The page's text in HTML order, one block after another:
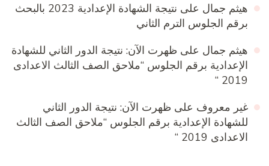
هيثم جمال على
نتيجة الشهادة الإعدادية 2023 بالبحث
برقم الجلوس الترم الثاني
هيثم جمال على ظهرت الآن: نتيجة الدور الثاني للشهادة
الإعدادية برقم الجلوس “ملاحق الصف الثالث الاعدادى
2019 “
غير معروف على ظهرت الآن: نتيجة الدور الثاني
للشهادة الإعدادية برقم الجلوس “ملاحق الصف الثالث
الاعدادى 2019 “